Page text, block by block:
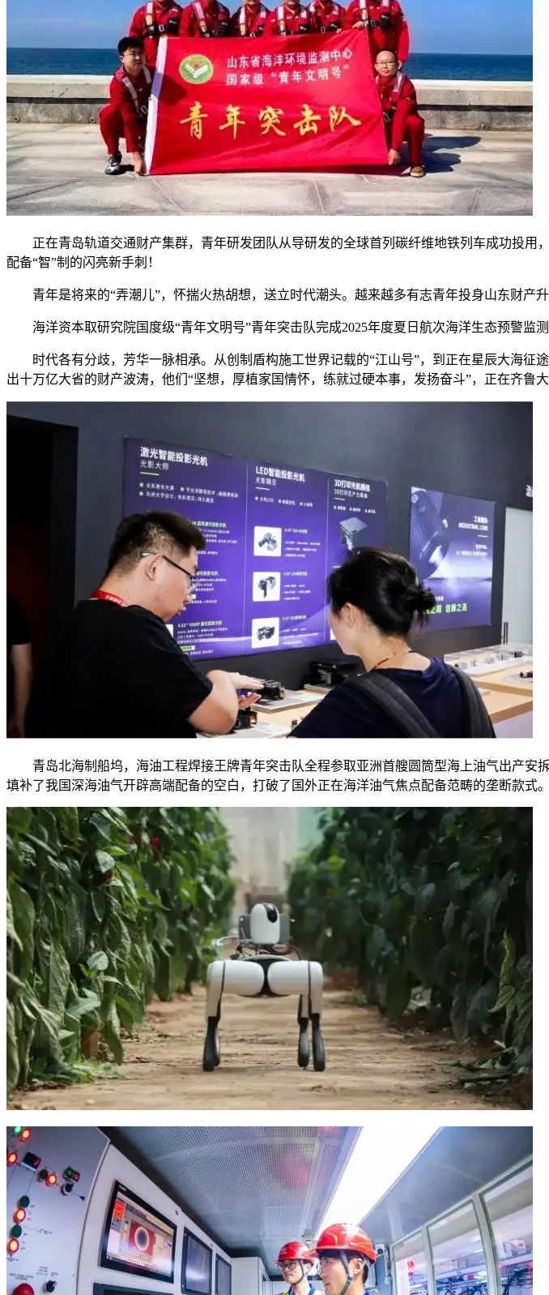
正在青岛轨道交通财产集群，青年研发团队从导研发的全球首列碳纤维地铁列车成功投用
配备“智”制的闪亮新手刺！
青年是将来的“弄潮儿”，怀揣火热胡想，送立时代潮头。越来越多有志青年投身山东财产
海洋资本取研究院国度级“青年文明号”青年突击队完成2025年度夏日航次海洋生态预警监测
时代各有分歧，芳华一脉相承。从创制盾构施工世界记载的“江山号”，到正在星辰大海征
出十万亿大省的财产波涛，他们“坚想，厚植家国情怀，练就过硬本事，发扬奋斗”，正在齐鲁
青岛北海制船坞，海油工程焊接王牌青年突击队全程参取亚洲首艘圆筒型海上油气出产安
填补了我国深海油气开辟高端配备的空白，打破了国外正在海洋油气焦点配备范畴的垄断款式